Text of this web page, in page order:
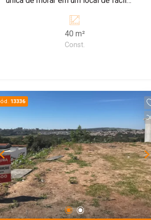
consulte nosso corretores.
40 m²
Const.
13336